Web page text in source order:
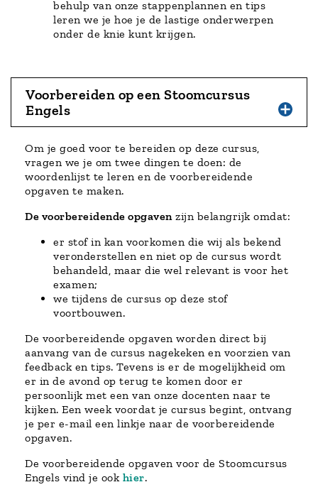
behulp van onze stappenplannen en tips
leren we je hoe je de lastige onderwerpen
onder de knie kunt krijgen.
Voorbereiden op een Stoomcursus
Engels
Om je goed voor te bereiden op deze cursus,
vragen we je om twee dingen te doen: de
woordenlijst te leren en de voorbereidende
opgaven te maken.
De voorbereidende opgaven zijn belangrijk omdat:
er stof in kan voorkomen die wij als bekend
veronderstellen en niet op de cursus wordt
behandeld, maar die wel relevant is voor het
examen;
we tijdens de cursus op deze stof
voortbouwen.
De voorbereidende opgaven worden direct bij
aanvang van de cursus nagekeken en voorzien van
feedback en tips. Tevens is er de mogelijkheid om
er in de avond op terug te komen door er
persoonlijk met een van onze docenten naar te
kijken. Een week voordat je cursus begint, ontvang
je per e-mail een linkje naar de voorbereidende
opgaven.
De voorbereidende opgaven voor de Stoomcursus
Engels vind je ook hier.